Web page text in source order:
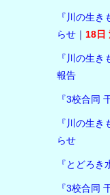
『川の生
らせ ｜ 18日
『川の生
報告
『3校合同
『川の生
らせ
『とどろ
『3校合同